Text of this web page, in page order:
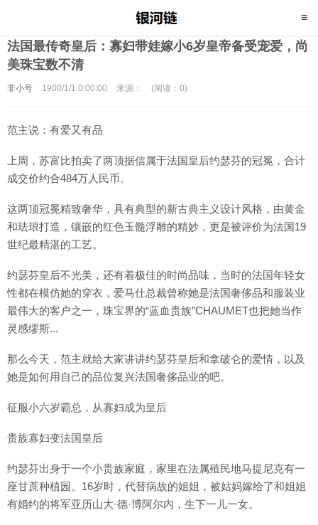
法国最传奇皇后：寡妇带娃嫁小6岁皇帝备受宠爱，尚
美珠宝数不清
非小号 1900/1/1 0:00:00 来源： (阅读：0)
范主说：有爱又有品
上周，苏富比拍卖了两顶据信属于法国皇后约瑟芬的冠冕，合计
成交价约合484万人民币。
这两顶冠冕精致奢华，具有典型的新古典主义设计风格，由黄金
和珐琅打造，镶嵌的红色玉髓浮雕的精妙，更是被评价为法国19
世纪最精湛的工艺。
约瑟芬皇后不光美，还有着极佳的时尚品味，当时的法国年轻女
性都在模仿她的穿衣，爱马仕总裁曾称她是法国奢侈品和服装业
最伟大的客户之一，珠宝界的“蓝血贵族”CHAUMET也把她当作
灵感缪斯...
那么今天，范主就给大家讲讲约瑟芬皇后和拿破仑的爱情，以及
她是如何用自己的品位复兴法国奢侈品业的吧。
征服小六岁霸总，从寡妇成为皇后
贵族寡妇变法国皇后
约瑟芬出身于一个小贵族家庭，家里在法属殖民地马提尼克有一
座甘蔗种植园。16岁时，代替病故的姐姐，被姑妈嫁给了和姐姐
有婚约的将军亚历山大·德·博阿尔内，生下一儿一女。